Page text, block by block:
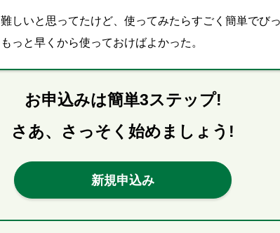
難しいと思ってたけど、使ってみたらすごく簡単でび
もっと早くから使っておけばよかった。
お申込みは簡単3ステップ!
さあ、さっそく始めましょう!
新規申込み